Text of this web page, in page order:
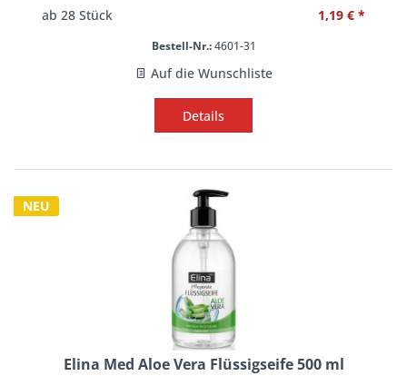
ab 28Stück 1,19 € *
Bestell-Nr.:4601-31
Auf die Wunschliste
Details
NEU
Elina Med Aloe Vera Flüssigseife 500 ml